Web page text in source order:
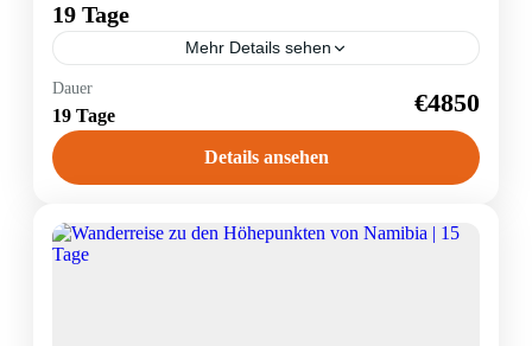
19 Tage
Mehr Details sehen
Namibia
1 Person
Dauer
19 Tage €4850
Details ansehen